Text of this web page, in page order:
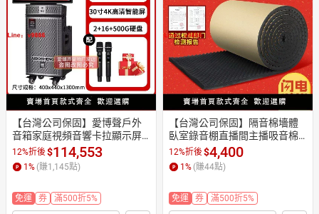
【台灣公司保固】愛博聲戶外
音箱家庭視頻音響卡拉顯示屏o
k一體機廣場大功率聲卡
12%折後$114,553
1 % (賺1,145點)
免運 券 滿500折5%
【台灣公司保固】隔音棉墻體
臥室錄音棚直播間主播吸音棉
隔音板材料自粘
12%折後$4,400
1 % (賺44點)
免運 券 滿500折5%